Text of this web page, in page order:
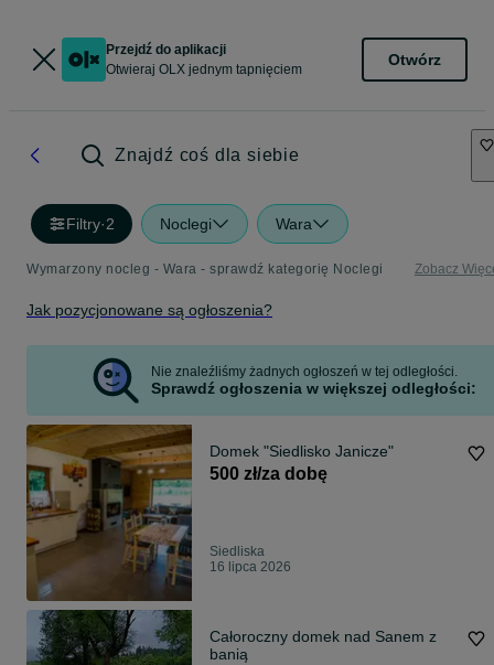
Przejdź do aplikacji
Otwieraj OLX jednym tapnięciem
Otwórz
Znajdź coś dla siebie
Filtry·2 Noclegi Wara
Wymarzony nocleg - Wara - sprawdź kategorię Noclegi Zobacz
Jak pozycjonowane są ogłoszenia?
Nie znaleźliśmy żadnych ogłoszeń w tej odległości.
Sprawdź ogłoszenia w większej odległości:
Domek "Siedlisko Janicze"
500 zł/za dobę
Siedliska
16 lipca 2026
Całoroczny domek nad Sanem z
banią